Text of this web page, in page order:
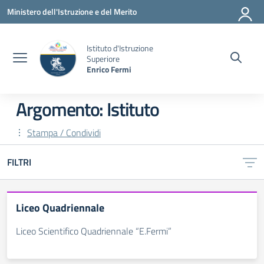
Vai ai contenuti
Vai al menu di navigazione
Vai al footer
Ministero dell'Istruzione e del Merito
Istituto d'Istruzione
Superiore
Enrico Fermi
Argomento: Istituto
Stampa / Condividi
FILTRI
Liceo Quadriennale
Liceo Scientifico Quadriennale “E.Fermi”